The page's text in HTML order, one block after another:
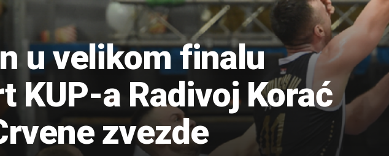
u velikom finalu
KUP-a Radivoj Korać
zvezde